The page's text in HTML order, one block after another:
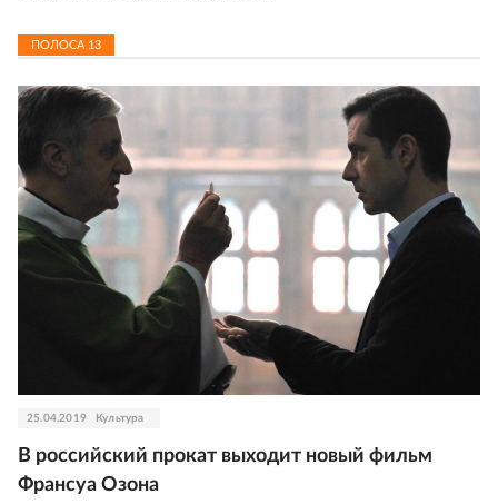
ПОЛОСА 13
25.04.2019 Культура
В российский прокат выходит новый фильм
Франсуа Озона